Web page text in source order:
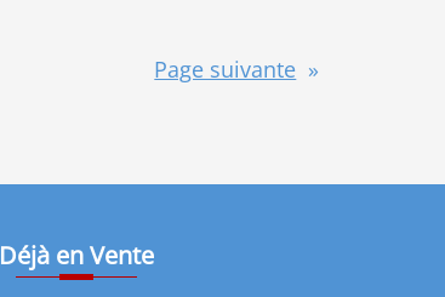
Page suivante »
Déjà en Vente